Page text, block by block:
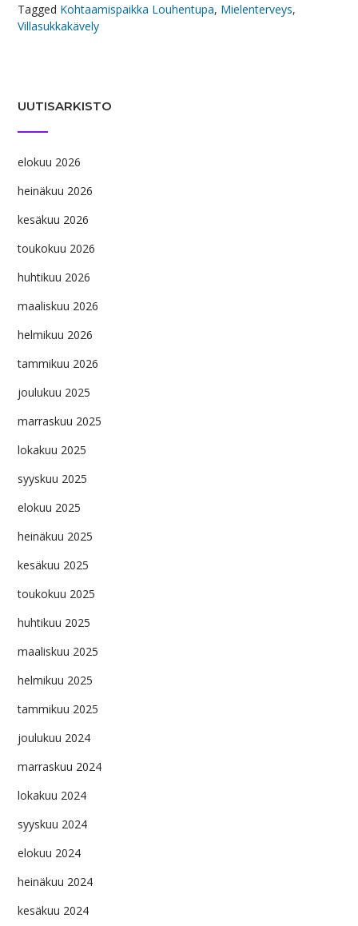
Tagged Kohtaamispaikka Louhentupa, Mielenterveys,
Villasukkakävely
UUTISARKISTO
elokuu 2026
heinäkuu 2026
kesäkuu 2026
toukokuu 2026
huhtikuu 2026
maaliskuu 2026
helmikuu 2026
tammikuu 2026
joulukuu 2025
marraskuu 2025
lokakuu 2025
syyskuu 2025
elokuu 2025
heinäkuu 2025
kesäkuu 2025
toukokuu 2025
huhtikuu 2025
maaliskuu 2025
helmikuu 2025
tammikuu 2025
joulukuu 2024
marraskuu 2024
lokakuu 2024
syyskuu 2024
elokuu 2024
heinäkuu 2024
kesäkuu 2024